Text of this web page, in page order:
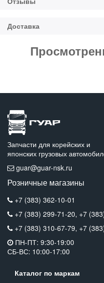
Запчасти для корейских и
японских грузовых
guar@guar-nsk.ru
Розничные магазины
+7 (383) 362-10-01
+7 (383) 299-71-20, +7
+7 (383) 310-67-79, +7
ПН-ПТ: 9:30-19:00
СБ-ВС: 10:00-17:00
Каталог по маркам